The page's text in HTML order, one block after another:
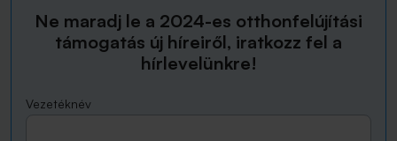
Ne maradj le a 2024-es otthonfelújítási
támogatás új híreiről, iratkozz fel a
hírlevelünkre!
Vezetéknév